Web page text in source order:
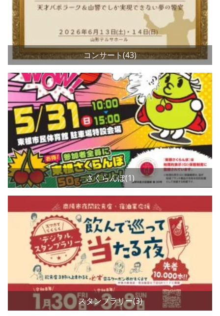
コンサート(43)
さくらんぼ(1)
スタンプラリー(3)